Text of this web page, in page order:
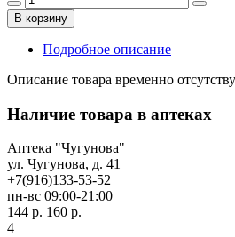
В корзину
Подробное описание
Описание товара временно
Наличие товара в аптеках
Аптека "Чугунова"
ул. Чугунова, д. 41
+7(916)133-53-52
пн-вс 09:00-21:00
144 р. 160 р.
4